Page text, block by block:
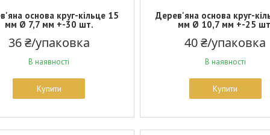
основа круг-кільце 15
мм Ø 7,7 мм +-30 шт.
36 ₴/упаковка
В наявності
Купити
Дерев'яна основа круг-
мм Ø 10,7 мм +-25
40 ₴/упаковка
В наявності
Купити